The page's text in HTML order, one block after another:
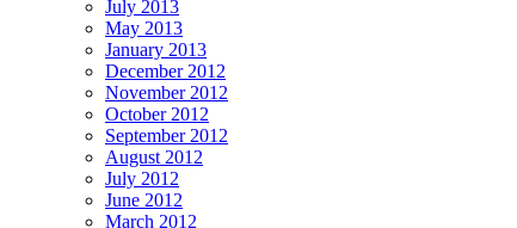
July 2013
May 2013
January 2013
December 2012
November 2012
October 2012
September 2012
August 2012
July 2012
June 2012
March 2012